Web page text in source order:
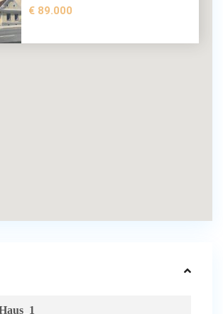
€ 89.000